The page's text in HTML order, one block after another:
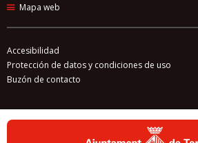
Mapa web
Accesibilidad
Protección de datos y condiciones de uso
Buzón de contacto